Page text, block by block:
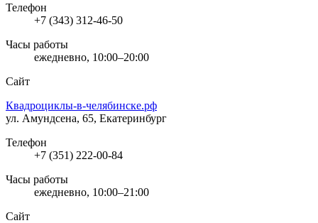
Телефон
+7 (343) 312-46-50
Часы работы
ежедневно, 10:00–20:00
Сайт
Квадроциклы-в-челябинске.рф
ул. Амундсена, 65, Екатеринбург
Телефон
+7 (351) 222-00-84
Часы работы
ежедневно, 10:00–21:00
Сайт